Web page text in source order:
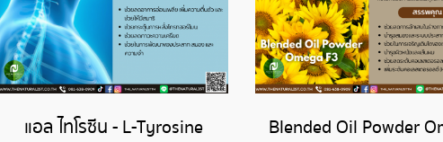
แอล ไทโรซีน - L-Tyrosine